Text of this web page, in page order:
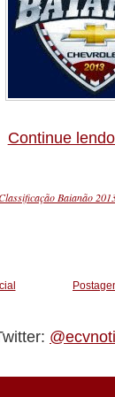
Continue
Baianão